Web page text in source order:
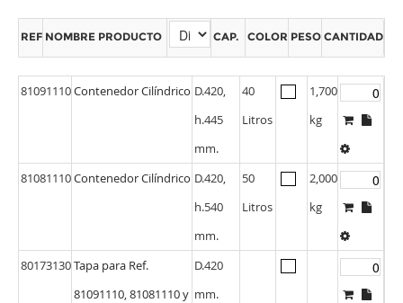
REF NOMBRE PRODUCTO CAP. COLOR PESO CANTIDAD
81091110Contenedor Cilíndrico D.420,
h.445
mm.
40
Litros
1,700
kg
81081110Contenedor Cilíndrico D.420,
h.540
mm.
50
Litros
2,000
kg
80173130Tapa para Ref.
81091110, 81081110 y
D.420
mm.